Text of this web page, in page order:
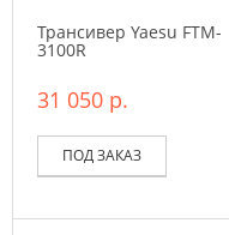
Трансивер Yaesu FTM-
3100R
31 050 р.
ПОД ЗАКАЗ